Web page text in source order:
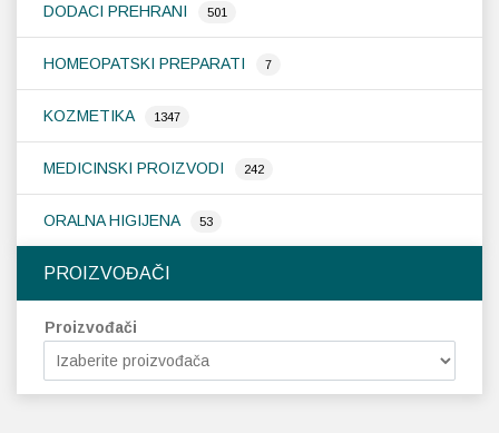
DODACI PREHRANI 501
HOMEOPATSKI PREPARATI 7
KOZMETIKA 1347
MEDICINSKI PROIZVODI 242
ORALNA HIGIJENA 53
PROIZVOĐAČI
Proizvođači